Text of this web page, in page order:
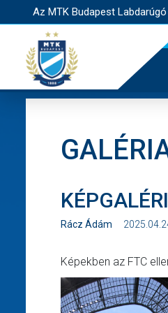
Az MTK Budapest
Rácz Ádám
Képekben az FTC